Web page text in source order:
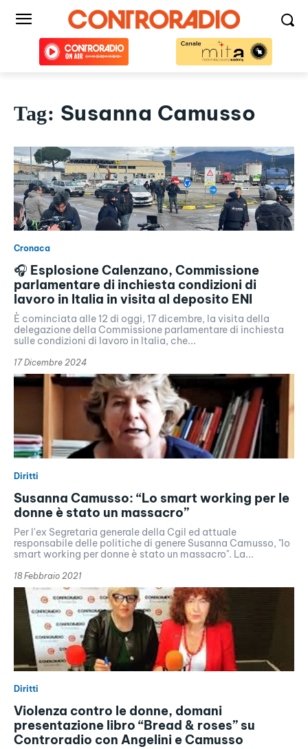
Tag: Susanna Camusso
Cronaca
🎧 Esplosione Calenzano, Commissione
parlamentare di inchiesta condizioni di
lavoro in Italia in visita al deposito ENI
È cominciata alle 12 di oggi, 17 dicembre, la visita della
delegazione della Commissione parlamentare di inchiesta
sulle condizioni di lavoro in Italia, che...
17 Dicembre 2024
Diritti
Susanna Camusso: “Lo smart working per le
donne è stato un massacro”
Per l'ex Segretaria generale della Cgil ed attuale
responsabile delle politiche di genere Susanna Camusso, "lo
smart working per donne è stato un massacro". La...
18 Febbraio 2021
Diritti
Violenza contro le donne, domani
presentazione libro “Bread & roses” su
Controradio con Angelini e Camusso